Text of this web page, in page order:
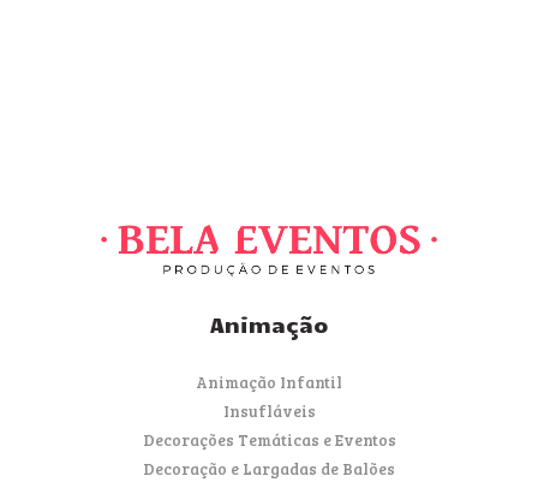
Animação
Animação Infantil
Insufláveis
Decorações Temáticas e Eventos
Decoração e Largadas de Balões